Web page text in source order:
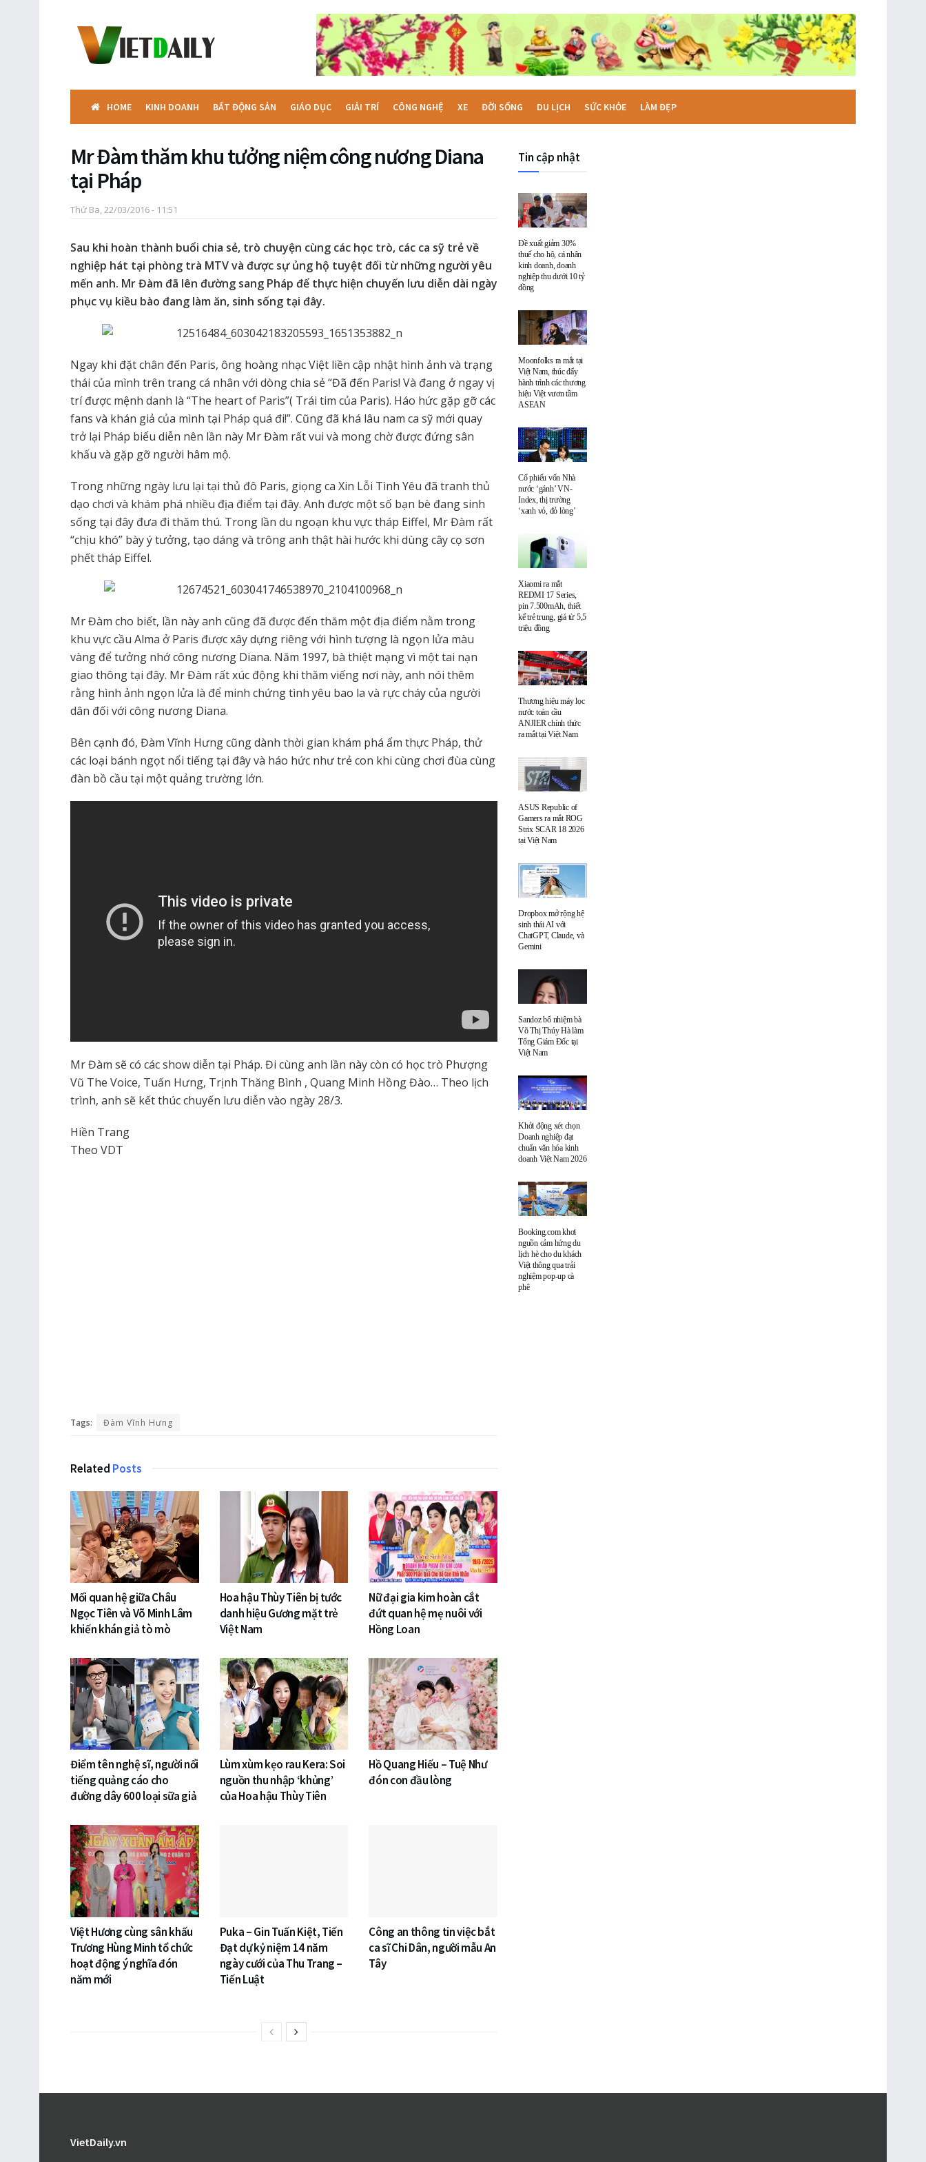
HOME KINH DOANH BẤT ĐỘNG SẢN GIÁO DỤC GIẢI TRÍ CÔNG NGHỆ XE ĐỜI SỐNG DU LỊCH SỨC KHỎE LÀM ĐẸP
Mr Đàm thăm khu tưởng niệm công nương Diana
tại Pháp
Thứ Ba, 22/03/2016 - 11:51
Sau khi hoàn thành buổi chia sẻ, trò chuyện cùng các học trò, các ca sỹ trẻ về
nghiệp hát tại phòng trà MTV và được sự ủng hộ tuyệt đối từ những người yêu
mến anh. Mr Đàm đã lên đường sang Pháp để thực hiện chuyến lưu diễn dài ngày
phục vụ kiều bào đang làm ăn, sinh sống tại đây.
Ngay khi đặt chân đến Paris, ông hoàng nhạc Việt liền cập nhật hình ảnh và trạng
thái của mình trên trang cá nhân với dòng chia sẻ “Đã đến Paris! Và đang ở ngay vị
trí được mệnh danh là “The heart of Paris”( Trái tim của Paris). Háo hức gặp gỡ các
fans và khán giả của mình tại Pháp quá đi!”. Cũng đã khá lâu nam ca sỹ mới quay
trở lại Pháp biểu diễn nên lần này Mr Đàm rất vui và mong chờ được đứng sân
khấu và gặp gỡ người hâm mộ.
Trong những ngày lưu lại tại thủ đô Paris, giọng ca Xin Lỗi Tình Yêu đã tranh thủ
dạo chơi và khám phá nhiều địa điểm tại đây. Anh được một số bạn bè đang sinh
sống tại đây đưa đi thăm thú. Trong lần du ngoạn khu vực tháp Eiffel, Mr Đàm rất
“chịu khó” bày ý tưởng, tạo dáng và trông anh thật hài hước khi dùng cây cọ sơn
phết tháp Eiffel.
Mr Đàm cho biết, lần này anh cũng đã được đến thăm một địa điểm nằm trong
khu vực cầu Alma ở Paris được xây dựng riêng với hình tượng là ngọn lửa màu
vàng để tưởng nhớ công nương Diana. Năm 1997, bà thiệt mạng vì một tai nạn
giao thông tại đây. Mr Đàm rất xúc động khi thăm viếng nơi này, anh nói thêm
rằng hình ảnh ngọn lửa là để minh chứng tình yêu bao la và rực cháy của người
dân đối với công nương Diana.
Bên cạnh đó, Đàm Vĩnh Hưng cũng dành thời gian khám phá ẩm thực Pháp, thử
các loại bánh ngọt nổi tiếng tại đây và háo hức như trẻ con khi cùng chơi đùa cùng
đàn bồ cầu tại một quảng trường lớn.
Mr Đàm sẽ có các show diễn tại Pháp. Đi cùng anh lần này còn có học trò Phượng
Vũ The Voice, Tuấn Hưng, Trịnh Thăng Bình , Quang Minh Hồng Đào… Theo lịch
trình, anh sẽ kết thúc chuyến lưu diễn vào ngày 28/3.
Hiền Trang
Theo VDT
Tags: Đàm Vĩnh Hưng
Related Posts
Mối quan hệ giữa Châu
Ngọc Tiên và Võ Minh Lâm
khiến khán giả tò mò
Hoa hậu Thùy Tiên bị tước
danh hiệu Gương mặt trẻ
Việt Nam
Nữ đại gia kim hoàn cắt
đứt quan hệ mẹ nuôi với
Hồng Loan
Điểm tên nghệ sĩ, người nổi
tiếng quảng cáo cho
đường dây 600 loại sữa giả
Lùm xùm kẹo rau Kera: Soi
nguồn thu nhập ‘khủng’
của Hoa hậu Thùy Tiên
Hồ Quang Hiếu – Tuệ Như
đón con đầu lòng
Việt Hương cùng sân khấu
Trương Hùng Minh tổ chức
hoạt động ý nghĩa đón
năm mới
Puka – Gin Tuấn Kiệt, Tiến
Đạt dự kỷ niệm 14 năm
ngày cưới của Thu Trang –
Tiến Luật
Công an thông tin việc bắt
ca sĩ Chi Dân, người mẫu An
Tây
Tin cập nhật
Đề xuất giảm 30%
thuế cho hộ, cá nhân
kinh doanh, doanh
nghiệp thu dưới 10 tỷ
đồng
Moonfolks ra mắt tại
Việt Nam, thúc đẩy
hành trình các thương
hiệu Việt vươn tầm
ASEAN
Cổ phiếu vốn Nhà
nước ‘gánh’ VN-
Index, thị trường
‘xanh vỏ, đỏ lòng’
Xiaomi ra mắt
REDMI 17 Series,
pin 7.500mAh, thiết
kế trẻ trung, giá từ 5,5
triệu đồng
Thương hiệu máy lọc
nước toàn cầu
ANJIER chính thức
ra mắt tại Việt Nam
ASUS Republic of
Gamers ra mắt ROG
Strix SCAR 18 2026
tại Việt Nam
Dropbox mở rộng hệ
sinh thái AI với
ChatGPT, Claude, và
Gemini
Sandoz bổ nhiệm bà
Võ Thị Thúy Hà làm
Tổng Giám Đốc tại
Việt Nam
Khởi động xét chọn
Doanh nghiệp đạt
chuẩn văn hóa kinh
doanh Việt Nam 2026
Booking.com khơi
nguồn cảm hứng du
lịch hè cho du khách
Việt thông qua trải
nghiệm pop-up cà
phê
VietDaily.vn